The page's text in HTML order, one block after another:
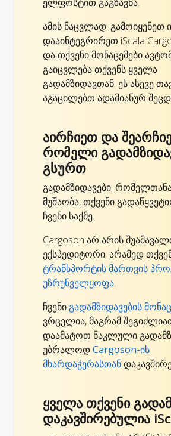
ამის ნაცვლად, გამოიყენეთ
დააინტეგრირეთ iScala
და თქვენი მონაცემები
გაიცვლება თქვენს ყველა
გადამზიდავთან! ეს ასევე
აგაცილებთ ადამიანურ
აირჩიეთ და
რომელი
გსურთ
გადამზიდავები,
მუშაობა, თქვენი
ჩვენი საქმე.
Cargoson არ არის
ექსპედიტორი, არამედ
ტრანსპორტის მართვის
უზრუნველყოფა.
ჩვენიგადამზიდავების
ვრცელია, მაგრამ
დაამატოთ ნაკლული
უბრალოდCargoson-ის
მხარდაჭერასთან
ყველა თქვენი
დაკავშირებულია